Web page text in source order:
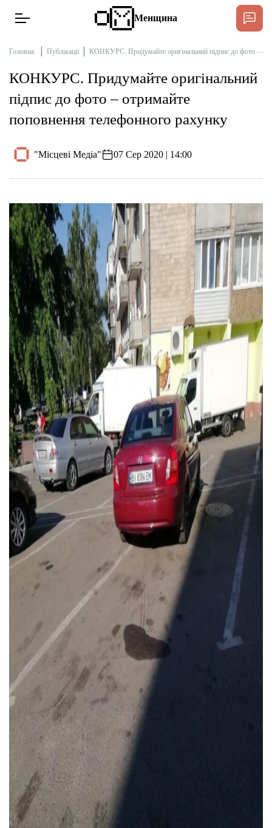
Новини
Тексти
Про нас
Бюджет
Тендери
Довідник
Контакти
Рекламні прайси
Підтримати «місцевих»
Редакційна політика
Етичний кодекс
Підтримати
Менщина
Головна Публікації КОНКУРС. Придумайте оригінальний підпис до фото –
КОНКУРС. Придумайте оригінальний
підпис до фото – отримайте
поповнення телефонного рахунку
"Місцеві Медіа" 07 Сер 2020 | 14:00